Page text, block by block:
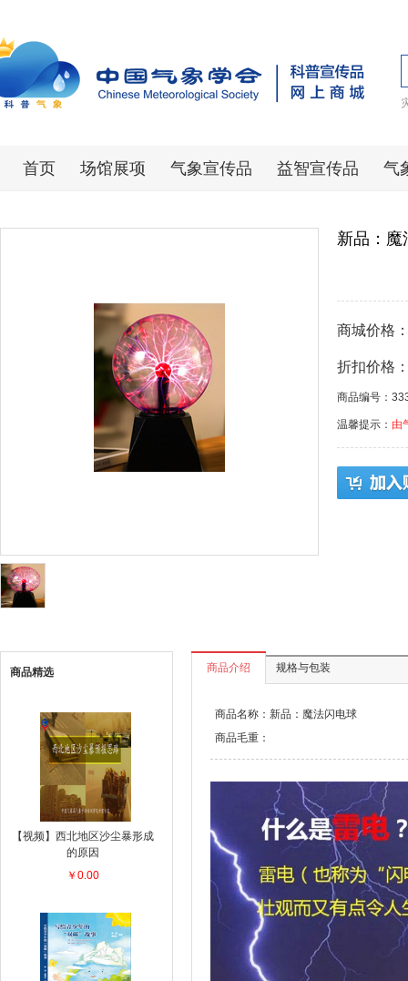
首页 场馆展项 气象宣传品 益智宣传品 气
新品：魔
商城价格
折扣价格
商品编号：
温馨提示： 由
商品精选
【视频】西北地区沙尘暴形成
的原因
￥0.00
商品介绍 规格与包装
商品名称：新品：魔法闪电球
商品毛重：